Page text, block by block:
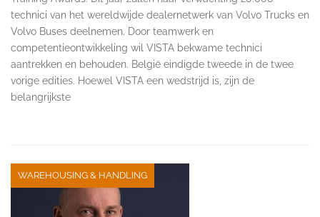
technici van het wereldwijde dealernetwerk van Volvo Trucks en
Volvo Buses deelnemen. Door teamwerk en
competentieontwikkeling wil VISTA bekwame technici
aantrekken en behouden. België eindigde tweede in de twee
vorige edities. Hoewel VISTA een wedstrijd is, zijn de
belangrijkste
WAREHOUSING & HANDLING